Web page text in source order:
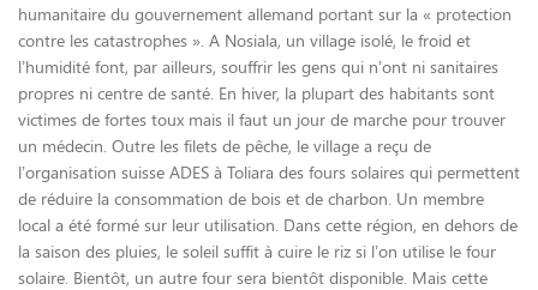
humanitaire du gouvernement allemand portant sur la « protection
contre les catastrophes ». A Nosiala, un village isolé, le froid et
l’humidité font, par ailleurs, souffrir les gens qui n’ont ni sanitaires
propres ni centre de santé. En hiver, la plupart des habitants sont
victimes de fortes toux mais il faut un jour de marche pour trouver
un médecin. Outre les filets de pêche, le village a reçu de
l’organisation suisse ADES à Toliara des fours solaires qui permettent
de réduire la consommation de bois et de charbon. Un membre
local a été formé sur leur utilisation. Dans cette région, en dehors de
la saison des pluies, le soleil suffit à cuire le riz si l’on utilise le four
solaire. Bientôt, un autre four sera bientôt disponible. Mais cette